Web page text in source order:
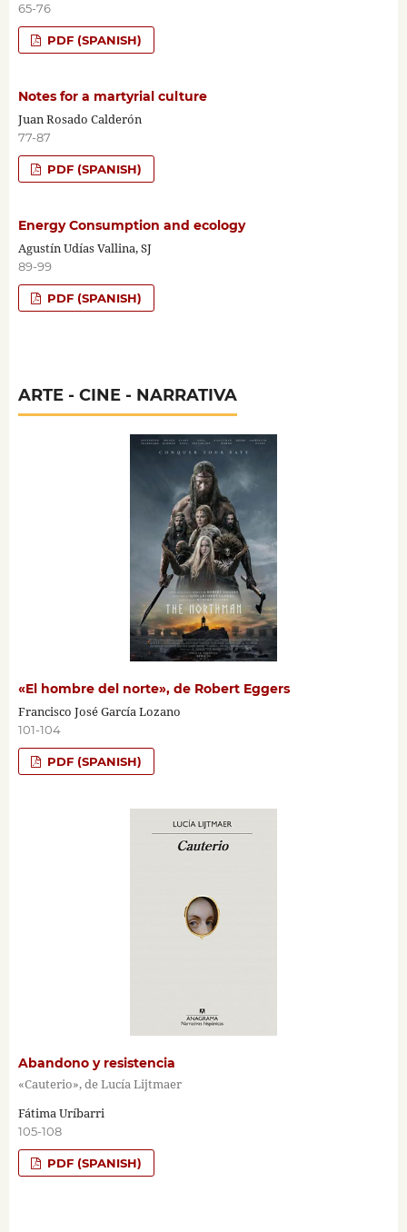
65-76
PDF (SPANISH)
Notes for a martyrial culture
Juan Rosado Calderón
77-87
PDF (SPANISH)
Energy Consumption and ecology
Agustín Udías Vallina, SJ
89-99
PDF (SPANISH)
ARTE - CINE - NARRATIVA
«El hombre del norte», de Robert Eggers
Francisco José García Lozano
101-104
PDF (SPANISH)
Abandono y resistencia
«Cauterio», de Lucía Lijtmaer
Fátima Uríbarri
105-108
PDF (SPANISH)